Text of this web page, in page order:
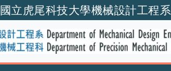
國立虎尾科技大學機械設計工程系
跳到主要內容